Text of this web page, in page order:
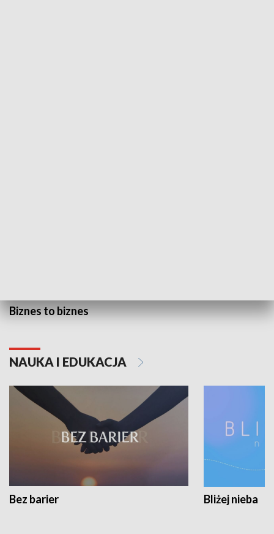
Biznes to biznes
NAUKA I EDUKACJA
Bez barier Bliżej nieba